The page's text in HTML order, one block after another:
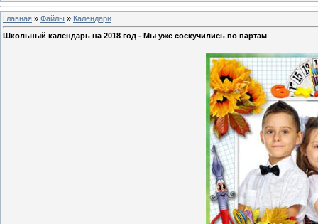
Главная » Файлы » Календари
Школьный календарь на 2018 год - Мы уже соскучились по партам